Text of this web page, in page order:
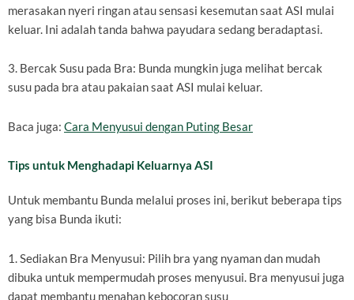
merasakan nyeri ringan atau sensasi kesemutan saat ASI mulai
keluar. Ini adalah tanda bahwa payudara sedang beradaptasi.
3. Bercak Susu pada Bra: Bunda mungkin juga melihat bercak
susu pada bra atau pakaian saat ASI mulai keluar.
Baca juga: Cara Menyusui dengan Puting Besar
Tips untuk Menghadapi Keluarnya ASI
Untuk membantu Bunda melalui proses ini, berikut beberapa tips
yang bisa Bunda ikuti:
1. Sediakan Bra Menyusui: Pilih bra yang nyaman dan mudah
dibuka untuk mempermudah proses menyusui. Bra menyusui juga
dapat membantu menahan kebocoran susu